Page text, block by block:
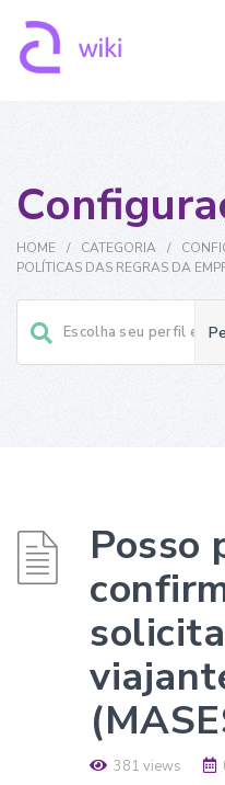
HOME / CATEGORIA /
POLÍTICAS DAS REGRAS DA
Posso
381 views